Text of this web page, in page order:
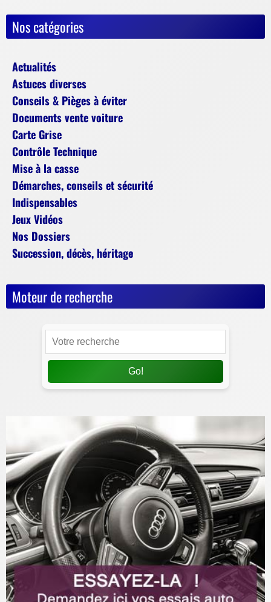
Nos catégories
Actualités
Astuces diverses
Conseils & Pièges à éviter
Documents vente voiture
Carte Grise
Contrôle Technique
Mise à la casse
Démarches, conseils et sécurité
Indispensables
Jeux Vidéos
Nos Dossiers
Succession, décès, héritage
Moteur de recherche
Go!